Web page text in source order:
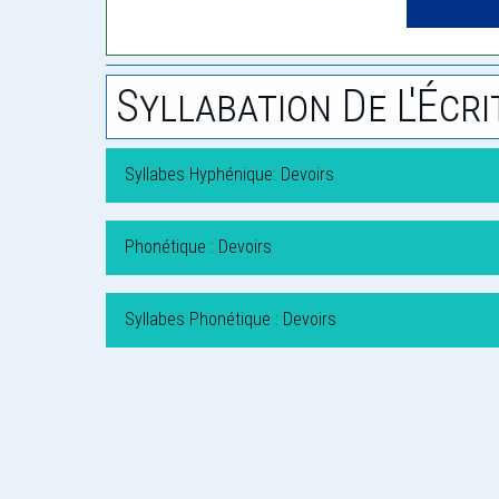
Syllabation De
Syllabes Hyphénique: Devoirs
Phonétique : Devoirs
Syllabes Phonétique : Devoirs